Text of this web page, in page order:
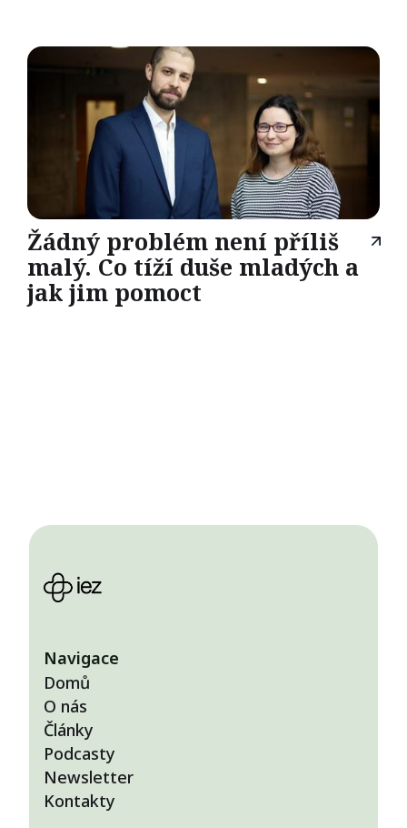
Žádný problém není příliš
malý. Co tíží duše mladých a
jak jim pomoct
Navigace
Domů
O nás
Články
Podcasty
Newsletter
Kontakty